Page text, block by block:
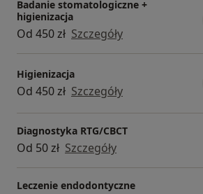
Badanie stomatologiczne +
higienizacja
Od 450 zł Szczegóły
Higienizacja
Od 450 zł Szczegóły
Diagnostyka RTG/CBCT
Od 50 zł Szczegóły
Leczenie endodontyczne